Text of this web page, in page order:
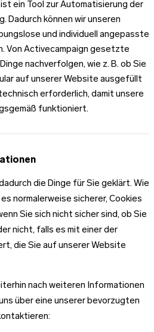
ein Tool zur Automatisierung der
Dadurch können wir unseren
und individuell angepasste
Von Activecampaign gesetzte
nachverfolgen, wie z. B. ob Sie
auf unserer Website ausgefüllt
erforderlich, damit unsere
funktioniert.
die Dinge für Sie geklärt. Wie
normalerweise sicherer, Cookies
Sie sich nicht sicher sind, ob Sie
nicht, falls es mit einer der
die Sie auf unserer Website
nach weiteren Informationen
über eine unserer bevorzugten